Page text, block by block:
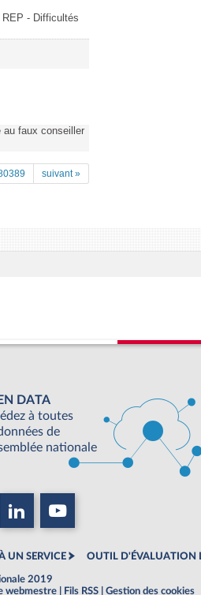
- Difficultés
au faux conseiller
suivant »
DATA
à toutes
de
nationale
UN SERVICE OUTIL D'ÉVALUATION
2019
webmestre Fils RSS Gestion des cookies